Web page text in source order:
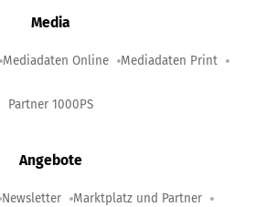
Media
Mediadaten Online Mediadaten Print
Partner 1000PS
Angebote
Newsletter Marktplatz und Partner